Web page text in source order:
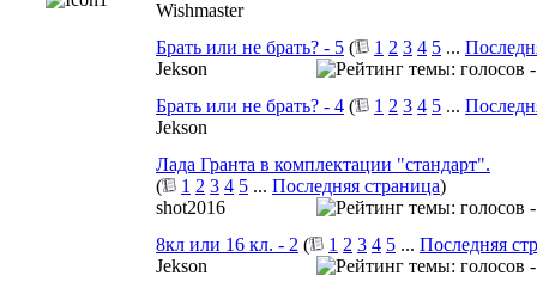
Wishmaster
Брать или не брать? - 5 ( 1 2 3 4 5 ...
Jekson
Брать или не брать? - 4 ( 1 2 3 4 5 ...
Jekson
Лада Гранта в комплектации "стандарт".
(
1 2 3 4 5 ... Последняя страница)
shot2016
8кл или 16 кл. - 2 ( 1 2 3 4 5 ... Последняя
Jekson